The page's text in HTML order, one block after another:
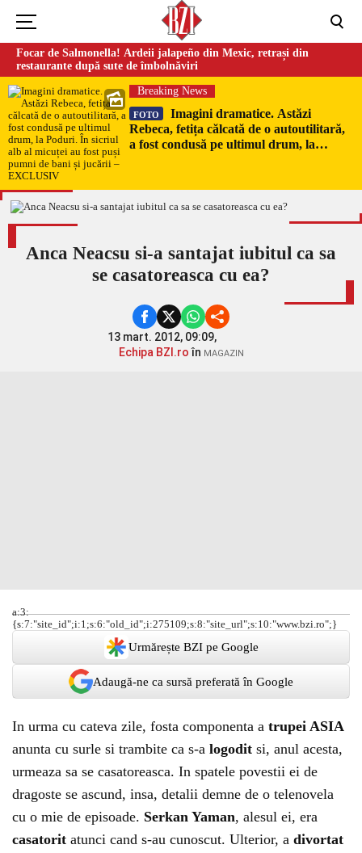
Focar de Salmonella! Ardeii jalapeño din Mexic, retrași din
restaurante după sute de îmbolnăviri
Breaking News
FOTO
Imagini dramatice. Astăzi
Rebeca, fetița călcată de o autoutilitară,
a fost condusă pe ultimul drum, la
EXCLUSIV
Anca Neacsu si-a santajat iubitul ca sa
se casatoreasca cu ea?
13 mart. 2012, 09:09,
Echipa BZI.roîn MAGAZIN
a:3:
{s:7:"site_id";i:1;s:6:"old_id";i:275109;s:8:"site_url";s:10:"www.bzi.ro";}
Urmărește BZI pe Google
Adaugă-ne ca sursă preferată în Google
In urma cu cateva zile, fosta componenta a trupei ASIA
anunta cu surle si trambite ca s-a logodit si, anul acesta,
urmeaza sa se casatoreasca. In spatele povestii ei de
dragoste se ascund, insa, detalii demne de o telenovela
cu o mie de episoade. Serkan Yaman, alesul ei, era
casatorit atunci cand s-au cunoscut. Ulterior, a divortat